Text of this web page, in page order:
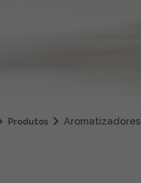
Produtos Aromatizadores